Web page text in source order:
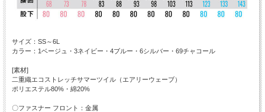
サイズ：SS～6L
カラー：1ベージュ・3ネイビー・4ブルー・6シルバー・69チャコール
[素材]
二重織エコストレッチサマーツイル（エアリーウェーブ）
ポリエステル80%・綿20%
〇ファスナー フロント：金属